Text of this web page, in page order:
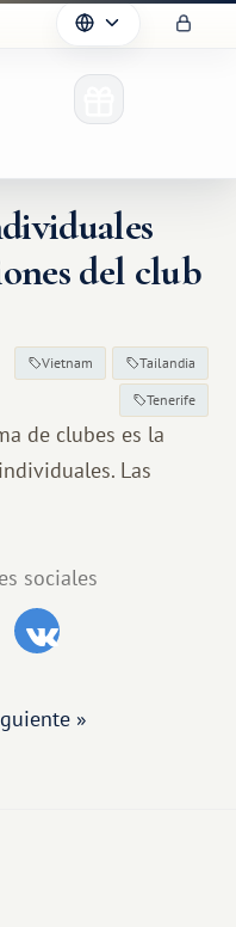
del club
Vietnam Tailandia
Tenerife
de clubes es la
Las
sociales
»